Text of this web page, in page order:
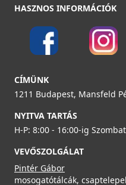
CATA - Csaptelep BSE
02500601
HASZNOS INFORMÁCIÓK
CÍMÜNK
1211 Budapest, Mansfeld
NYITVA TARTÁS
H-P: 8:00 - 16:00-ig
VEVŐSZOLGÁLAT
Pintér Gábor
mosogatótálcák,